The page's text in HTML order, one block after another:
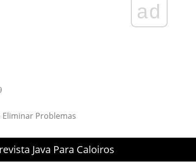
ad
Problemas
Java Para Caloiros